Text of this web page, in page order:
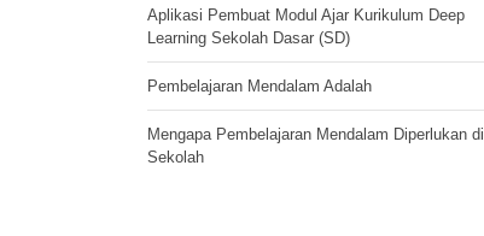
Aplikasi Pembuat Modul Ajar Kurikulum Deep
Learning Sekolah Dasar (SD)
Pembelajaran Mendalam Adalah
Mengapa Pembelajaran Mendalam Diperlukan di
Sekolah